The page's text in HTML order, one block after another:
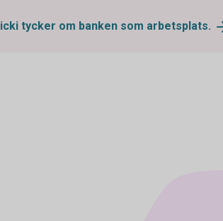
tycker om banken som arbetsplats.